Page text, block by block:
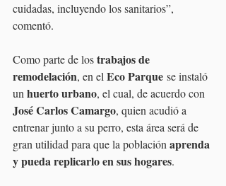
cuidadas, incluyendo los sanitarios”,
comentó.
Como parte de los trabajos de
remodelación, en el Eco Parque se instaló
un huerto urbano, el cual, de acuerdo con
José Carlos Camargo, quien acudió a
entrenar junto a su perro, esta área será de
gran utilidad para que la población aprenda
y pueda replicarlo en sus hogares.